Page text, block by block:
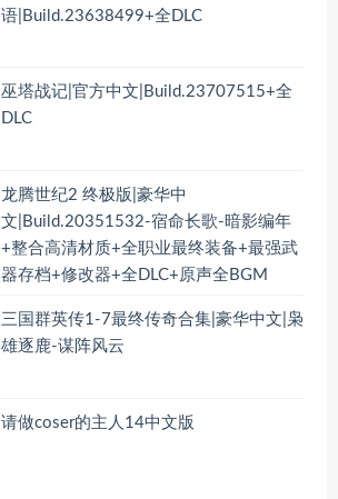
语|Build.23638499+全DLC
巫塔战记|官方中文|Build.23707515+全
DLC
龙腾世纪2 终极版|豪华中
文|Build.20351532-宿命长歌-暗影编年
+整合高清材质+全职业最终装备+最强武
器存档+修改器+全DLC+原声全BGM
三国群英传1-7最终传奇合集|豪华中文|枭
雄逐鹿-谋阵风云
请做coser的主人14中文版